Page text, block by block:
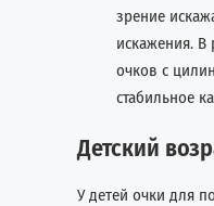
зрение
искажения. В
очков с
стабильное
Детский
У детей очки для